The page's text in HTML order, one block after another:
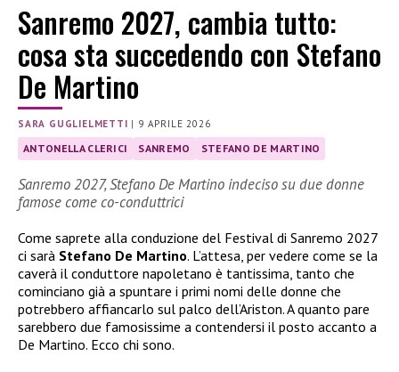
Sanremo 2027, cambia tutto:
cosa sta succedendo con Stefano
De Martino
SARA GUGLIELMETTI | 9 APRILE 2026
ANTONELLA CLERICI SANREMO STEFANO DE MARTINO
Sanremo 2027, Stefano De Martino indeciso su due donne
famose come co-conduttrici
Come saprete alla conduzione del Festival di Sanremo 2027
ci sarà Stefano De Martino. L’attesa, per vedere come se la
caverà il conduttore napoletano è tantissima, tanto che
cominciano già a spuntare i primi nomi delle donne che
potrebbero affiancarlo sul palco dell’Ariston. A quanto pare
sarebbero due famosissime a contendersi il posto accanto a
De Martino. Ecco chi sono.